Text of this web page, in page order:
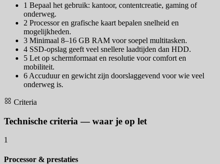
1 Bepaal het gebruik: kantoor, contentcreatie, gaming of
onderweg.
2 Processor en grafische kaart bepalen snelheid en
mogelijkheden.
3 Minimaal 8–16 GB RAM voor soepel multitasken.
4 SSD-opslag geeft veel snellere laadtijden dan HDD.
5 Let op schermformaat en resolutie voor comfort en
mobiliteit.
6 Accuduur en gewicht zijn doorslaggevend voor wie veel
onderweg is.
Criteria
Technische criteria — waar je op let
1
Processor & prestaties